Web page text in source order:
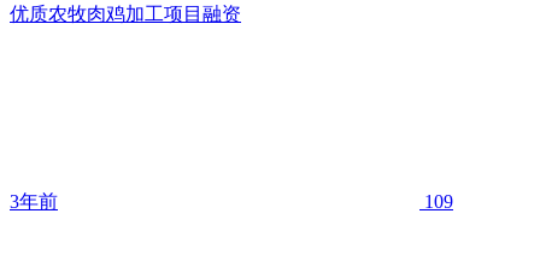
优质农牧肉鸡加工项目融资
3年前 109